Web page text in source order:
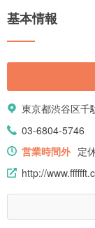
基本情報
東京都渋谷区千
03-6804-5746
営業時間外 定
http://